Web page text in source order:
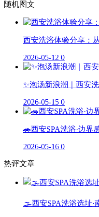
随机图文
西安洗浴体验分享：
2026-05-12 0
✨泡汤新浪潮｜西安
2026-05-15 0
🚗西安SPA洗浴·边界
2026-05-16 0
热评文章
🌫️西安SPA洗浴选址·